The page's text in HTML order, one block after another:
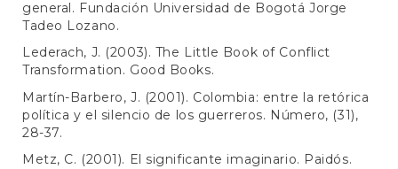
general. Fundación Universidad de Bogotá Jorge
Tadeo Lozano.
Lederach, J. (2003). The Little Book of Conflict
Transformation. Good Books.
Martín-Barbero, J. (2001). Colombia: entre la retórica
política y el silencio de los guerreros. Número, (31),
28-37.
Metz, C. (2001). El significante imaginario. Paidós.